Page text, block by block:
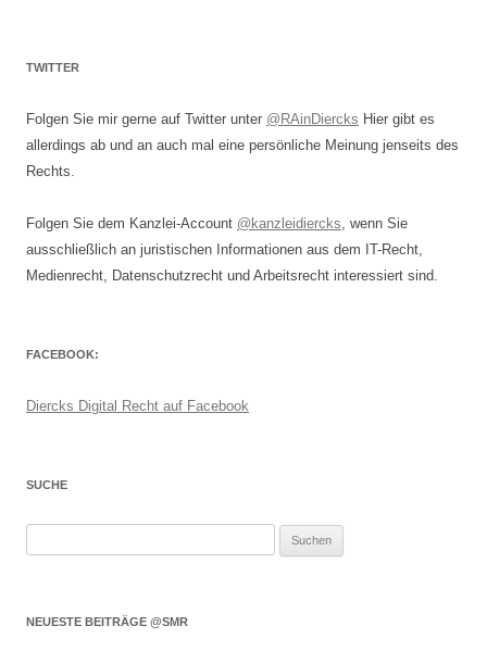
TWITTER
Folgen Sie mir gerne auf Twitter unter @RAinDiercks Hier gibt es
allerdings ab und an auch mal eine persönliche Meinung jenseits des
Rechts.
Folgen Sie dem Kanzlei-Account @kanzleidiercks, wenn Sie
ausschließlich an juristischen Informationen aus dem IT-Recht,
Medienrecht, Datenschutzrecht und Arbeitsrecht interessiert sind.
FACEBOOK:
Diercks Digital Recht auf Facebook
SUCHE
NEUESTE BEITRÄGE @SMR